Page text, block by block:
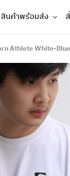
สินค้าพร้อมส่ง
Athlete White-